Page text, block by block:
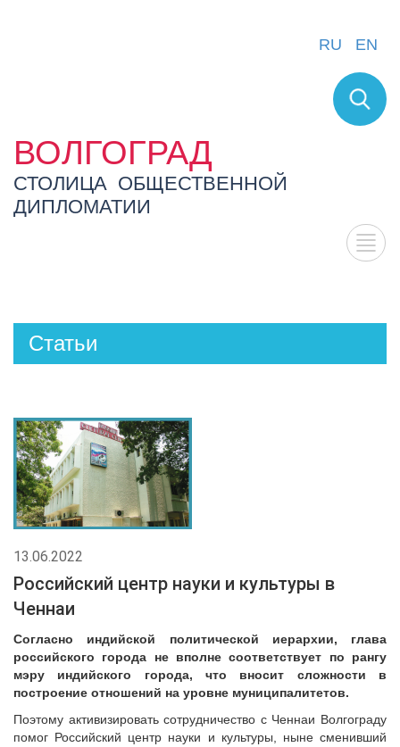
ВОЛГОГРАД
СТОЛИЦА ОБЩЕСТВЕННОЙ
ДИПЛОМАТИИ
RU EN
Статьи
13.06.2022
Российский центр науки и культуры в
Ченнаи
Согласно индийской политической иерархии, глава
российского города не вполне соответствует по рангу
мэру индийского города, что вносит сложности в
построение отношений на уровне муниципалитетов.
Поэтому активизировать сотрудничество с Ченнаи Волгограду
помог Российский центр науки и культуры, ныне сменивший